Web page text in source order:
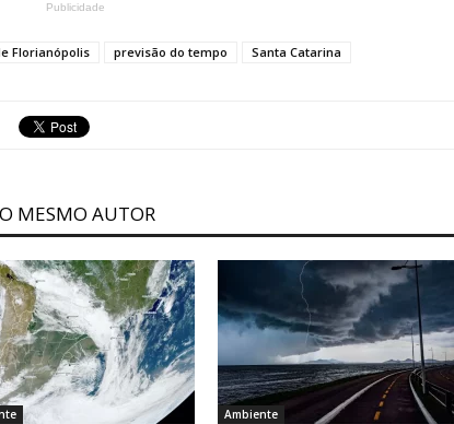
Publicidade
Florianópolis previsão do tempo Santa Catarina
MESMO AUTOR
Ambiente